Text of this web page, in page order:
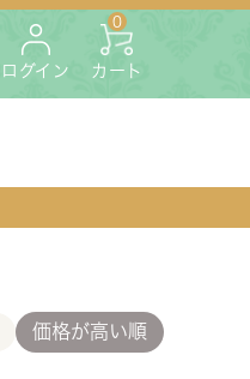
ログイン カート
0
価格が高い順